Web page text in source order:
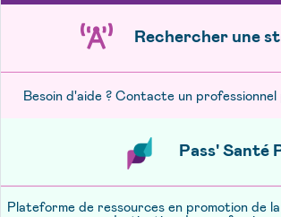
Rechercher une
Besoin d'aide ? Contacte un
Pass' Santé
Plateforme de ressources en promotion de